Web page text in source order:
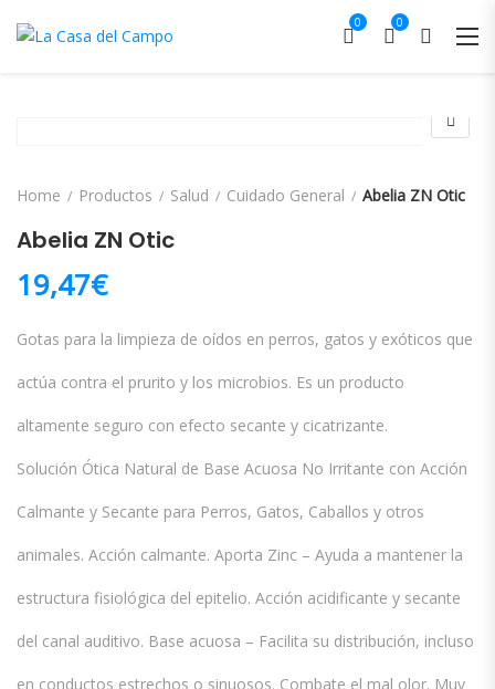
0 0
Home Productos Salud Cuidado General Abelia ZN Otic
Abelia ZN Otic
19,47€
Gotas para la limpieza de oídos en perros, gatos y exóticos que
actúa contra el prurito y los microbios. Es un producto
altamente seguro con efecto secante y cicatrizante.
Solución Ótica Natural de Base Acuosa No Irritante con Acción
Calmante y Secante para Perros, Gatos, Caballos y otros
animales. Acción calmante. Aporta Zinc – Ayuda a mantener la
estructura fisiológica del epitelio. Acción acidificante y secante
del canal auditivo. Base acuosa – Facilita su distribución, incluso
en conductos estrechos o sinuosos. Combate el mal olor. Muy